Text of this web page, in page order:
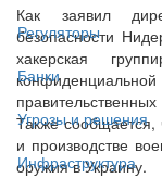
Регуляторы
Банки
Угрозы и решения
Инфраструктура
Как заявил
безопасности
хакерская
Также сообщается,
и производстве
оружия в Украину.